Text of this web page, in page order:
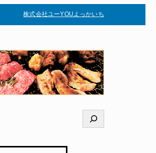
株式会社ユーYOUよっかいち
検
索